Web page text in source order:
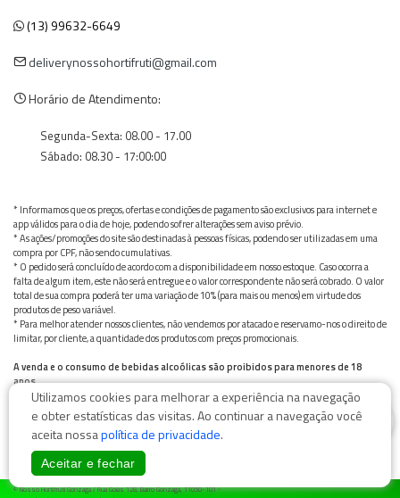
(13) 99632-6649
deliverynossohortifruti@gmail.com
Horário de Atendimento:
Segunda-Sexta: 08.00 - 17.00
Sábado: 08.30 - 17:00:00
* Informamos que os preços, ofertas e condições de pagamento são exclusivos para internet e
app válidos para o dia de hoje, podendo sofrer alterações sem aviso prévio.
* As ações/promoções do site são destinadas à pessoas físicas, podendo ser utilizadas em uma
compra por CPF, não sendo cumulativas.
* O pedido será concluído de acordo com a disponibilidade em nosso estoque. Caso ocorra a
falta de algum item, este não será entregue e o valor correspondente não será cobrado. O valor
total de sua compra poderá ter uma variação de 10% (para mais ou menos) em virtude dos
produtos de peso variável.
* Para melhor atender nossos clientes, não vendemos por atacado e reservamo-nos o direito de
limitar, por cliente, a quantidade dos produtos com preços promocionais.
A venda e o consumo de bebidas alcoólicas são proibidos para menores de 18
anos.
Bebida alcoólica pode causar dependência química e, em excesso, provoca graves males à saúde.
Beba com moderação
© Nosso Hortifruti Gonzaga / Rua Goiás 128, Bairro Gonzaga, 11050-101 -
Utilizamos cookies para melhorar a experiência na navegação
e obter estatísticas das visitas. Ao continuar a navegação você
aceita nossapolítica de privacidade.
Aceitar e fechar